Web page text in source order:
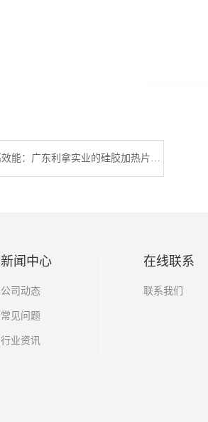
探索高效能：广东利拿实业的硅胶加热片压延机技术
新闻中心
公司动态
常见问题
行业资讯
在线联系
联系我们